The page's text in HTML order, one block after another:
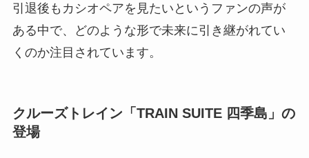
引退後もカシオペアを見たいというファンの声が
ある中で、どのような形で未来に引き継がれてい
くのか注目されています。
クルーズトレイン「TRAIN SUITE 四季島」の
登場